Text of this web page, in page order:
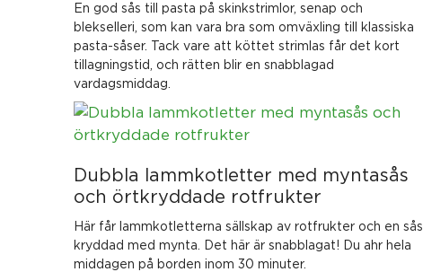
En god sås till pasta på skinkstrimlor, senap och
blekselleri, som kan vara bra som omväxling till klassiska
pasta-såser. Tack vare att köttet strimlas får det kort
tillagningstid, och rätten blir en snabblagad
vardagsmiddag.
Dubbla lammkotletter med myntasås
och örtkryddade rotfrukter
Här får lammkotletterna sällskap av rotfrukter och en sås
kryddad med mynta. Det här är snabblagat! Du ahr hela
middagen på borden inom 30 minuter.